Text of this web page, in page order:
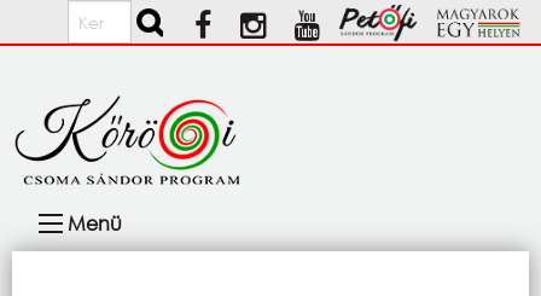
Ugrás a tartalomra
Keresés
navigáció
Menü